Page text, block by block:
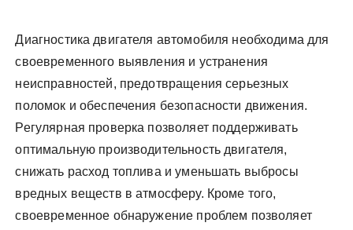
Диагностика двигателя автомобиля необходима для
своевременного выявления и устранения
неисправностей, предотвращения серьезных
поломок и обеспечения безопасности движения.
Регулярная проверка позволяет поддерживать
оптимальную производительность двигателя,
снижать расход топлива и уменьшать выбросы
вредных веществ в атмосферу. Кроме того,
своевременное обнаружение проблем позволяет